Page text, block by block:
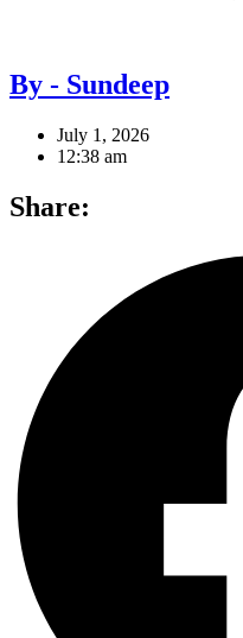
By - Sundeep
July 1, 2026
12:38 am
Share: